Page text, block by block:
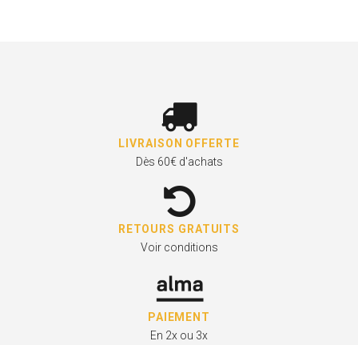
LIVRAISON OFFERTE
Dès 60€ d'achats
RETOURS GRATUITS
Voir conditions
PAIEMENT
En 2x ou 3x